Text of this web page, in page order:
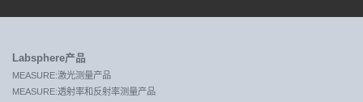
Labsphere产品
MEASURE:激光测量产品
MEASURE:透射率和反射率测量产品